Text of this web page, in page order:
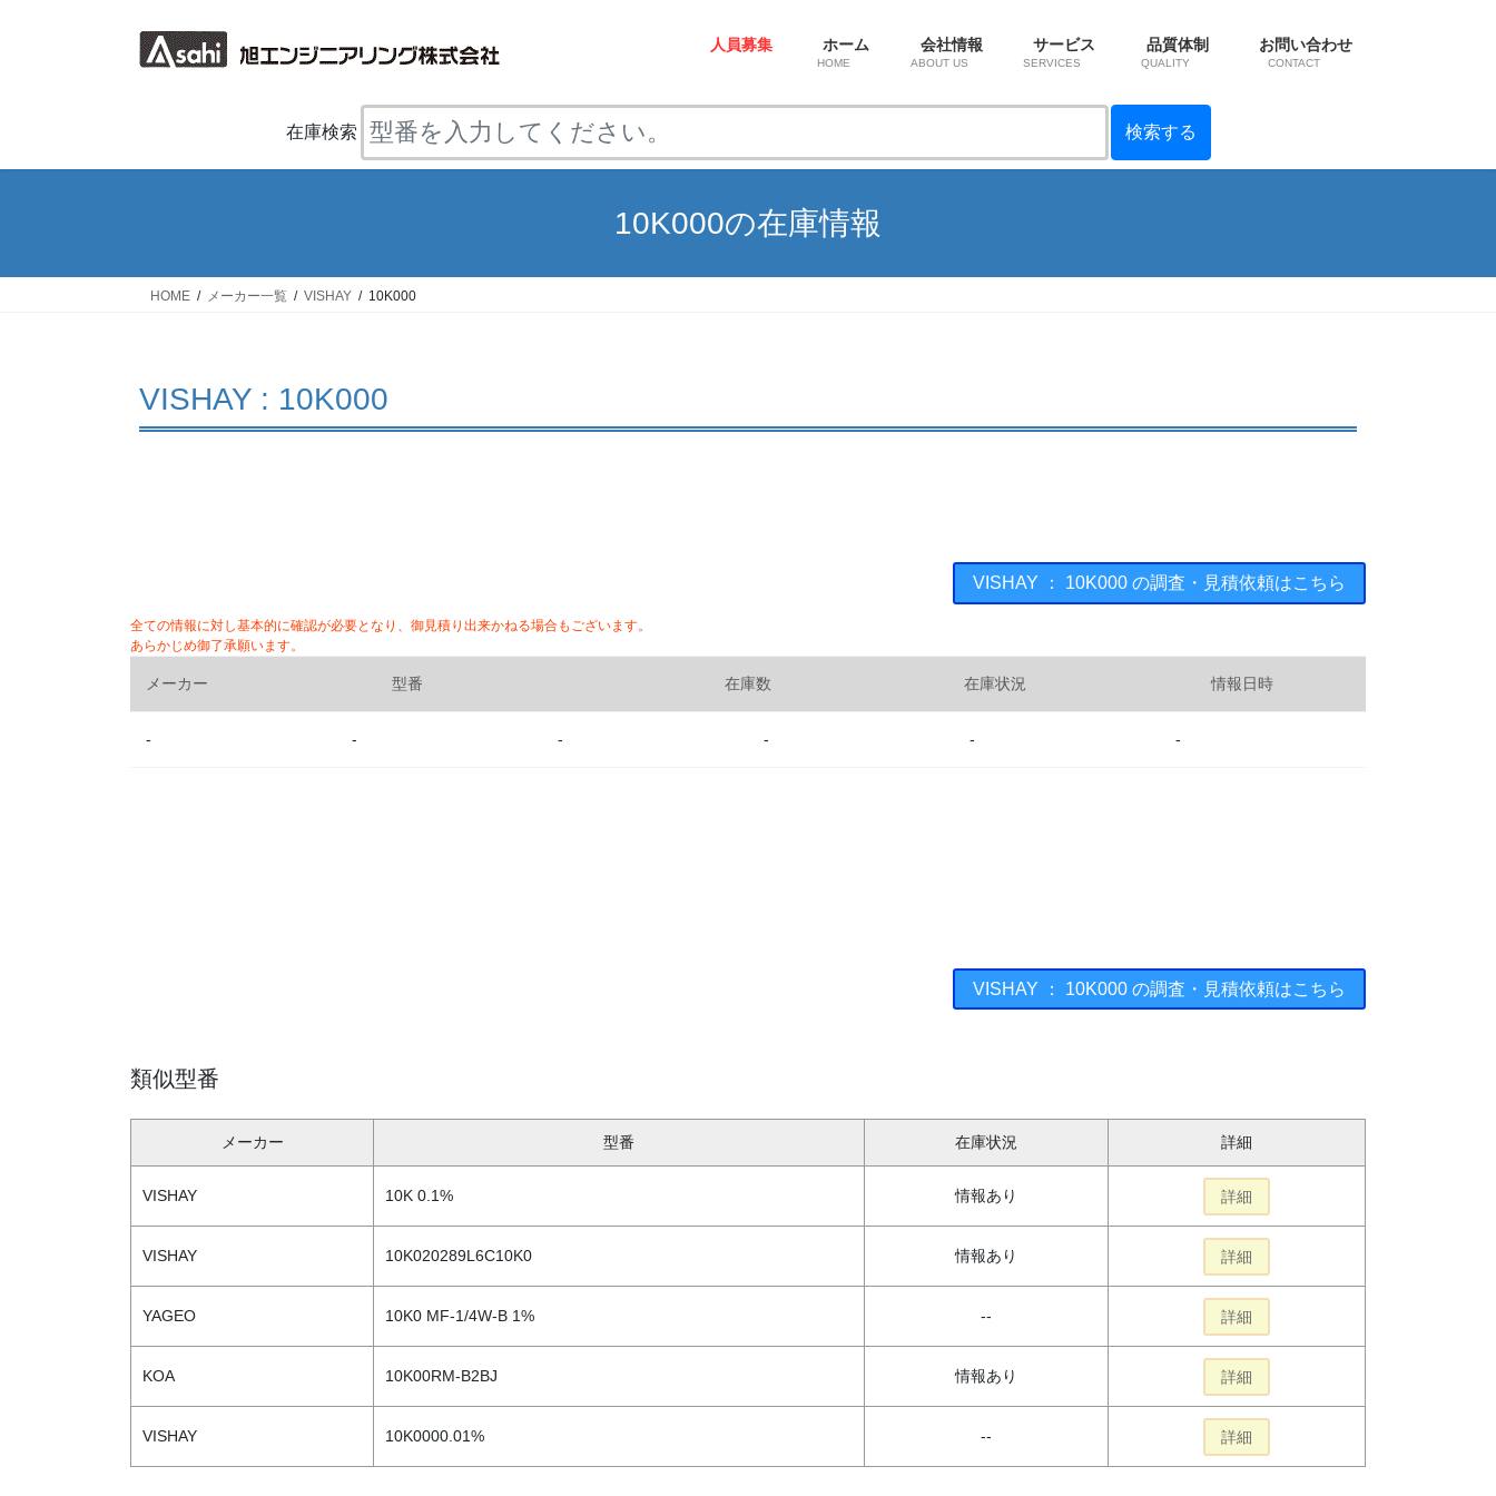
ス
ン
人員募集 ホーム
HOME
会社情報
ABOUT US
サービス
SERVICES
品質体制
QUALITY
お問い合わせ
CONTACT
在庫検索
10K000の在庫情報
HOME メーカー一覧 VISHAY 10K000
VISHAY : 10K000
VISHAY ： 10K000 の調査・見積依頼はこちら
全ての情報に対し基本的に確認が必要となり、御見積り出来かねる場合もございます。
あらかじめ御了承願います。
メーカー 型番 在庫数 在庫状況 情報日時
- - - - - -
VISHAY ： 10K000 の調査・見積依頼はこちら
類似型番
メーカー 型番 在庫状況 詳細
VISHAY 10K 0.1% 情報あり 詳細
VISHAY 10K020289L6C10K0 情報あり 詳細
YAGEO 10K0 MF-1/4W-B 1% -- 詳細
KOA 10K00RM-B2BJ 情報あり 詳細
VISHAY 10K0000.01% -- 詳細